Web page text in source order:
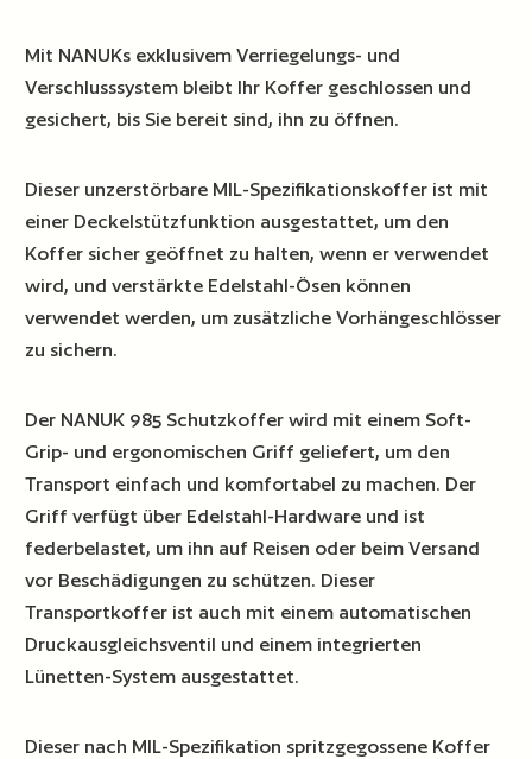
Mit NANUKs exklusivem Verriegelungs- und
Verschlusssystem bleibt Ihr Koffer geschlossen und
gesichert, bis Sie bereit sind, ihn zu öffnen.
Dieser unzerstörbare MIL-Spezifikationskoffer ist mit
einer Deckelstützfunktion ausgestattet, um den
Koffer sicher geöffnet zu halten, wenn er verwendet
wird, und verstärkte Edelstahl-Ösen können
verwendet werden, um zusätzliche Vorhängeschlösser
zu sichern.
Der NANUK 985 Schutzkoffer wird mit einem Soft-
Grip- und ergonomischen Griff geliefert, um den
Transport einfach und komfortabel zu machen. Der
Griff verfügt über Edelstahl-Hardware und ist
federbelastet, um ihn auf Reisen oder beim Versand
vor Beschädigungen zu schützen. Dieser
Transportkoffer ist auch mit einem automatischen
Druckausgleichsventil und einem integrierten
Lünetten-System ausgestattet.
Dieser nach MIL-Spezifikation spritzgegossene Koffer